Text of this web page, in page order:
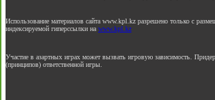
Использование материалов сайта www.kpl.kz разрешено только с
индексируемой гиперссылки на www.kpl.kz
Участие в азартных играх может вызвать игровую зависимость.
(принципов) ответственной игры.